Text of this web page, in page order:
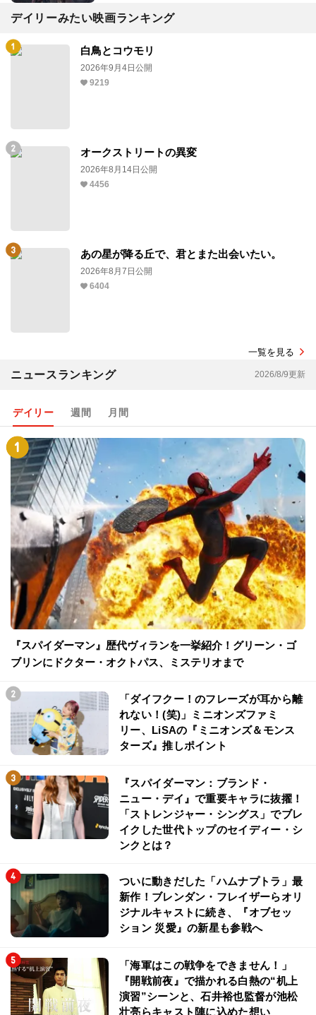
デイリーみたい映画ランキング
白鳥とコウモリ
2026年9月4日公開
9219
オークストリートの異変
2026年8月14日公開
4456
あの星が降る丘で、君とまた出会いたい。
2026年8月7日公開
6404
一覧を見る
ニュースランキング 2026/8/9更新
デイリー 週間 月間
『スパイダーマン』歴代ヴィランを一挙紹介！グリーン・ゴ
ブリンにドクター・オクトパス、ミステリオまで
「ダイフクー！のフレーズが耳から離
れない！(笑)」ミニオンズファミ
リー、LiSAの『ミニオンズ＆モンス
ターズ』推しポイント
『スパイダーマン：ブランド・
ニュー・デイ』で重要キャラに抜擢！
「ストレンジャー・シングス」でブレ
イクした世代トップのセイディー・シ
ンクとは？
ついに動きだした「ハムナプトラ」最
新作！ブレンダン・フレイザーらオリ
ジナルキャストに続き、『オブセッ
ション 災愛』の新星も参戦へ
「海軍はこの戦争をできません！」
『開戦前夜』で描かれる白熱の“机上
演習”シーンと、石井裕也監督が池松
壮亮らキャスト陣に込めた想い